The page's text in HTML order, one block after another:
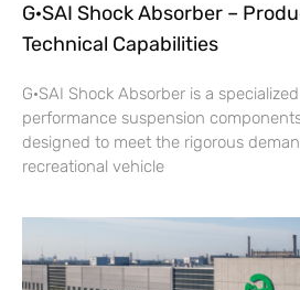
G·SAI Shock Absorber –
Technical Capabilities
G·SAI Shock Absorber is a
performance suspension
designed to meet the rigorous
recreational vehicle